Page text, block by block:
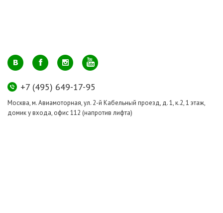
+7 (495) 649-17-95
Москва, м. Авиамоторная, ул. 2-й Кабельный проезд, д. 1, к.2, 1 этаж,
домик у входа, офис 112 (напротив лифта)